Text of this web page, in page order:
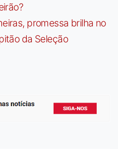
promessa brilha no
da Seleção